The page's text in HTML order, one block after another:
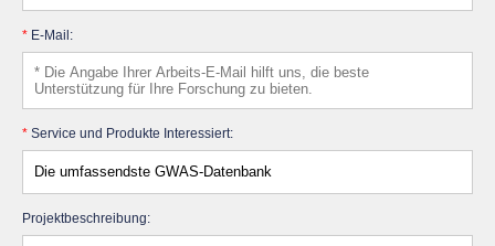
* E-Mail:
* Service und Produkte Interessiert:
Projektbeschreibung: